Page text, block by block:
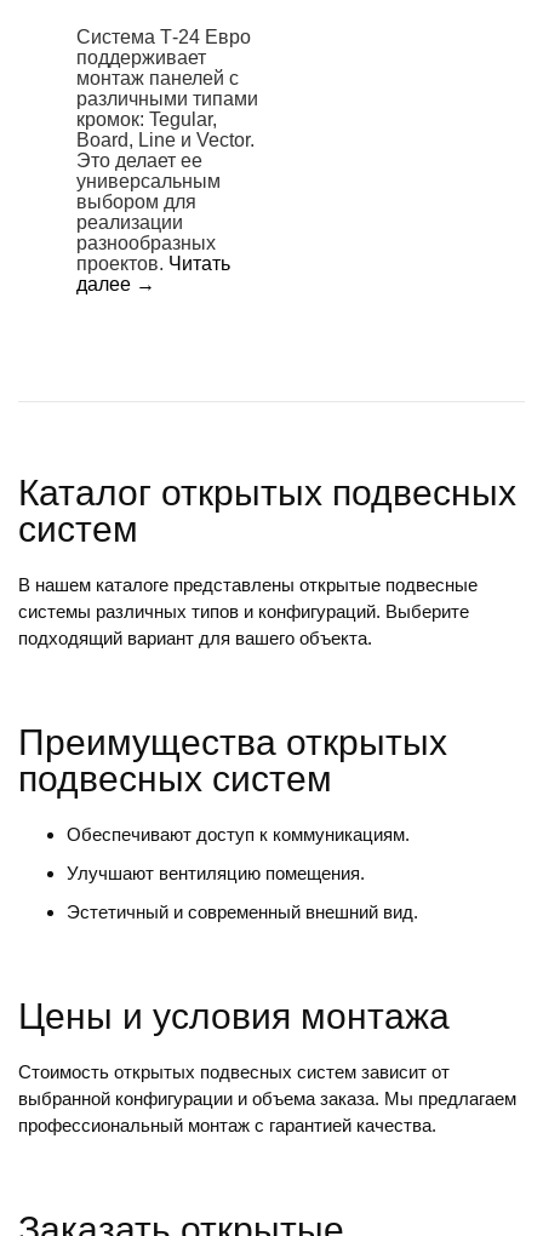
Система Т-24 Евро
поддерживает
монтаж панелей с
различными типами
кромок: Tegular,
Board, Line и Veсtor.
Это делает ее
универсальным
выбором для
реализации
разнообразных
проектов. Читать
далее →
Каталог открытых подвесных
систем
В нашем каталоге представлены открытые подвесные
системы различных типов и конфигураций. Выберите
подходящий вариант для вашего объекта.
Преимущества открытых
подвесных систем
Обеспечивают доступ к коммуникациям.
Улучшают вентиляцию помещения.
Эстетичный и современный внешний вид.
Цены и условия монтажа
Стоимость открытых подвесных систем зависит от
выбранной конфигурации и объема заказа. Мы предлагаем
профессиональный монтаж с гарантией качества.